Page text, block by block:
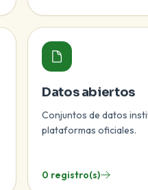
Datos abiertos
Conjuntos de datos
plataformas oficiales.
0 registro(s)